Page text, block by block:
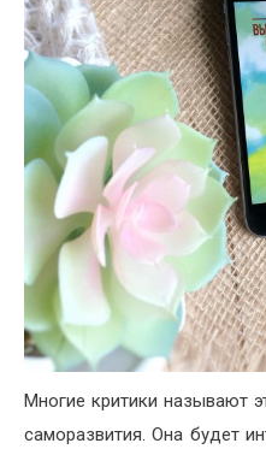
Многие критики называют
саморазвития. Она будет